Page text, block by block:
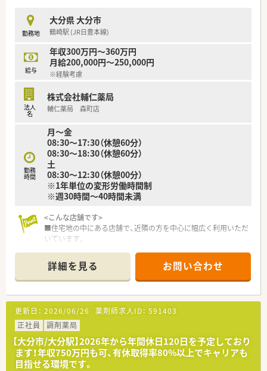
勤務地
大分県 大分市
鶴崎駅 (JR日豊本線)
給与
年収300万円～360万円
月給200,000円～250,000円
※経験考慮
法人
名
株式会社輔仁薬局
輔仁薬局 森町店
勤務
時間
月～金
08:30～17:30（休憩60分）
08:30～18:30（休憩60分）
土
08:30～12:30（休憩00分）
※1年単位の変形労働時間制
※週30時間～40時間未満
<こんな店舗です>
■住宅地の中にある店舗で、近隣の方を中心に幅広く利用いただ
いています。
<研修制度>
■2ヶ月に1回は従業員の誰でも参加できる自己参加型のセミナ
ーを実施しています。
現場ですぐに活かせる内容で、先生より最新の知識が習得できま
す。受講すれば認定の単位として申請が可能です。
■専門書などの書籍を各店舗に配置し、いつでも活用できてるよ
うにしています。
■研修認定薬剤師の申請費用を補助、MPラーニング（eラーニン
グ）受講料は全額会社負担です。
詳細を見る お問い合わせ
更新日： 2026/06/26 薬剤師求人ID： 591403
正社員
調剤薬局
【大分市/大分駅】2026年から年間休日120日を予定しており
ます！年収750万円も可、有休取得率80%以上でキャリアも
目指せる環境です。